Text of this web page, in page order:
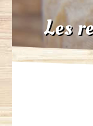
Les